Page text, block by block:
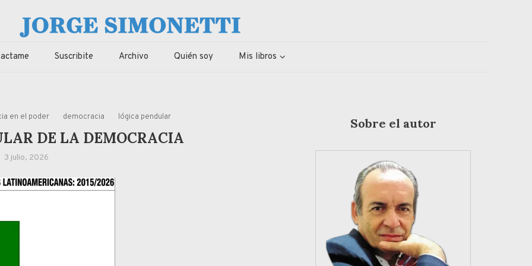
economia de Corrientes, Argentina y el Mundo
Suscribite Archivo Quién soy Mis libros
en el poder democracia lógica pendular
DE LA DEMOCRACIA
3 julio, 2026
Sobre el autor